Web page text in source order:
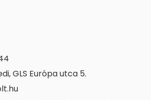
GLS Európa utca 5.